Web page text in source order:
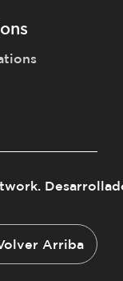
.
Arriba